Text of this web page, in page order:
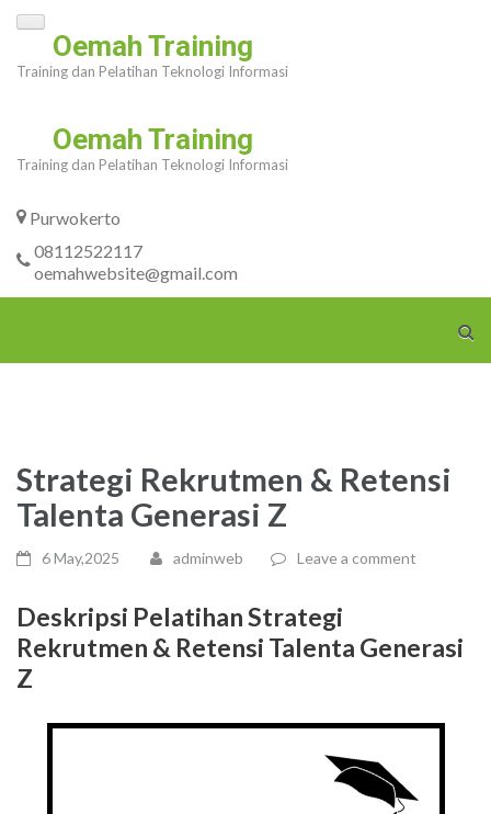
Skip
content
Enter)
Oemah Training
Training dan Pelatihan Teknologi Informasi
Oemah Training
Training dan Pelatihan Teknologi Informasi
Purwokerto
08112522117
oemahwebsite@gmail.com
Strategi Rekrutmen & Retensi
Talenta Generasi Z
6 May,2025 adminweb Leave a comment
Deskripsi Pelatihan Strategi
Rekrutmen & Retensi Talenta Generasi
Z